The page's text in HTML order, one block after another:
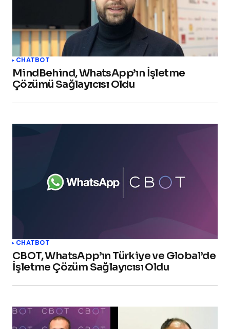
CHATBOT
MindBehind, WhatsApp’ın İşletme
Çözümü Sağlayıcısı Oldu
CHATBOT
CBOT, WhatsApp’ın Türkiye ve Global’de
İşletme Çözüm Sağlayıcısı Oldu